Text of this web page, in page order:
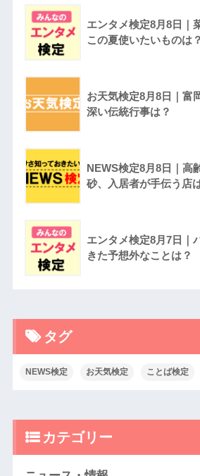
エンタメ検定8月8日｜
この夏使いたいものは？
お天気検定8月8日｜富
深い伝統行事は？
NEWS検定8月8日｜高
砂、入居者が手伝う店
エンタメ検定8月7日｜
きた予想外なことは？
タグ
NEWS検定 お天気検定 ことば検定
カテゴリー